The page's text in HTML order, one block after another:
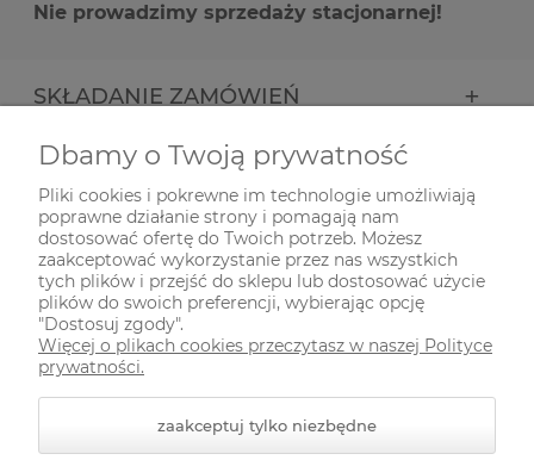
Nie prowadzimy sprzedaży stacjonarnej!
SKŁADANIE ZAMÓWIEŃ
INFORMACJE
ODWIEDŹ NAS NA
Dbamy o Twoją prywatność
Pliki cookies i pokrewne im technologie umożliwiają
poprawne działanie strony i pomagają nam
dostosować ofertę do Twoich potrzeb. Możesz
zaakceptować wykorzystanie przez nas wszystkich
tych plików i przejść do sklepu lub dostosować użycie
plików do swoich preferencji, wybierając opcję
"Dostosuj zgody".
Więcej o plikach cookies przeczytasz w naszej Polityce
prywatności.
zaakceptuj tylko niezbędne